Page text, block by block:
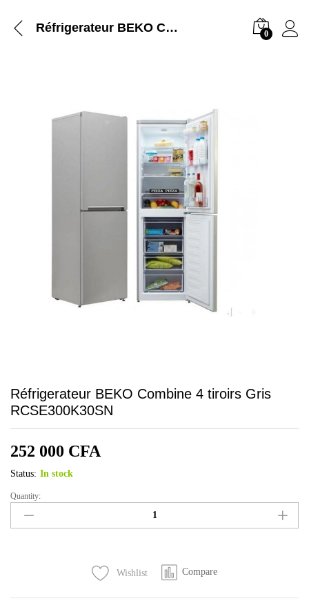
Réfrigerateur BEKO Combine 4 tiroirs Gris RCSE300K30SN 0
Réfrigerateur BEKO Combine 4 tiroirs Gris
RCSE300K30SN
252 000 CFA
Status: In stock
Réfrigerateur
BEKO
Combine
Quantity:
Wishlist Compare